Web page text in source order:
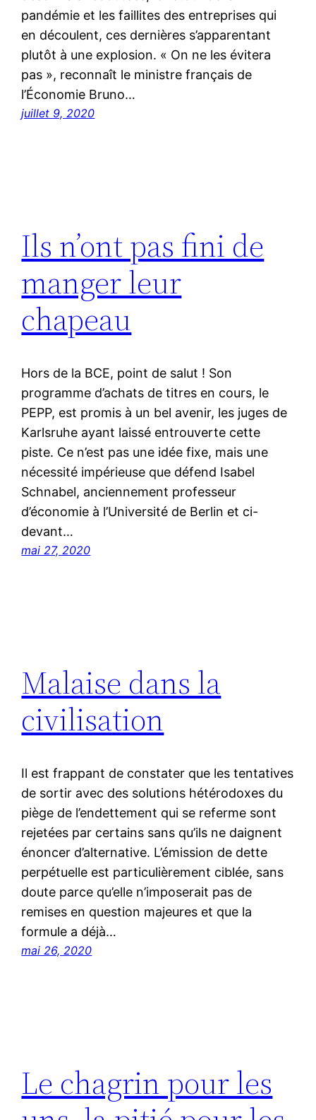
pandémie et les faillites des entreprises qui
en découlent, ces dernières s’apparentant
plutôt à une explosion. « On ne les évitera
pas », reconnaît le ministre français de
l’Économie Bruno…
juillet 9, 2020
Ils n’ont pas fini de
manger leur
chapeau
Hors de la BCE, point de salut ! Son
programme d’achats de titres en cours, le
PEPP, est promis à un bel avenir, les juges de
Karlsruhe ayant laissé entrouverte cette
piste. Ce n’est pas une idée fixe, mais une
nécessité impérieuse que défend Isabel
Schnabel, anciennement professeur
d’économie à l’Université de Berlin et ci-
devant…
mai 27, 2020
Malaise dans la
civilisation
Il est frappant de constater que les tentatives
de sortir avec des solutions hétérodoxes du
piège de l’endettement qui se referme sont
rejetées par certains sans qu’ils ne daignent
énoncer d’alternative. L’émission de dette
perpétuelle est particulièrement ciblée, sans
doute parce qu’elle n’imposerait pas de
remises en question majeures et que la
formule a déjà…
mai 26, 2020
Le chagrin pour les